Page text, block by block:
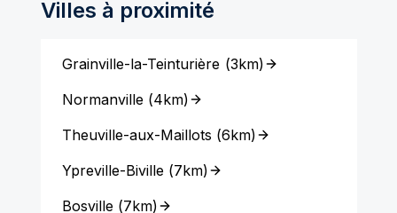
Villes à proximité
Grainville-la-Teinturière (3km)
Normanville(4km)
Theuville-aux-Maillots (6km)
Ypreville-Biville(7km)
Bosville(7km)